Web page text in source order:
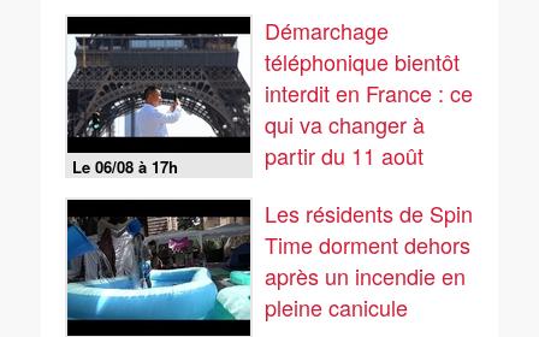
Le 06/08 à 17h
Démarchage
téléphonique bientôt
interdit en France : ce
qui va changer à
partir du 11 août
Les résidents de Spin
Time dorment dehors
après un incendie en
pleine canicule